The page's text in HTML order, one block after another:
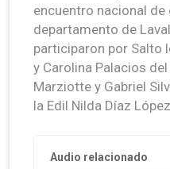
encuentro nacional de
departamento de
participaron por Salto
y Carolina Palacios
Marziotte y Gabriel
la Edil Nilda Díaz
Audio relacionado